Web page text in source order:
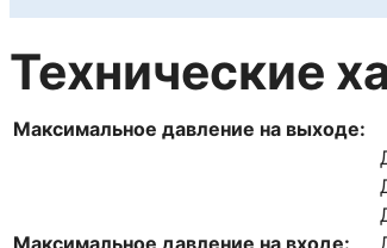
Технические
Максимальное давление на выходе: